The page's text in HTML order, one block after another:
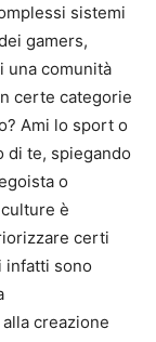
sistemi
gamers,
una comunità
certe categorie
Ami lo sport o
di te, spiegando
o
è
certi
infatti sono
creazione